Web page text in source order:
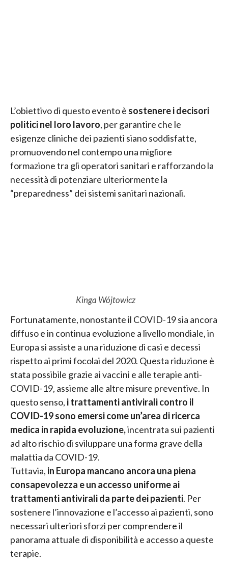
L’obiettivo di questo evento è sostenere i decisori
politici nel loro lavoro, per garantire che le
esigenze cliniche dei pazienti siano soddisfatte,
promuovendo nel contempo una migliore
formazione tra gli operatori sanitari e rafforzando la
necessità di potenziare ulteriormente la
“preparedness” dei sistemi sanitari nazionali.
Kinga Wójtowicz
Fortunatamente, nonostante il COVID-19 sia ancora
diffuso e in continua evoluzione a livello mondiale, in
Europa si assiste a una riduzione di casi e decessi
rispetto ai primi focolai del 2020. Questa riduzione è
stata possibile grazie ai vaccini e alle terapie anti-
COVID-19, assieme alle altre misure preventive. In
questo senso, i trattamenti antivirali contro il
COVID-19 sono emersi come un’area di ricerca
medica in rapida evoluzione,incentrata sui pazienti
ad alto rischio di sviluppare una forma grave della
malattia da COVID-19.
Tuttavia, in Europa mancano ancora una piena
consapevolezza e un accesso uniforme ai
trattamenti antivirali da parte dei pazienti. Per
sostenere l’innovazione e l’accesso ai pazienti, sono
necessari ulteriori sforzi per comprendere il
panorama attuale di disponibilità e accesso a queste
terapie.